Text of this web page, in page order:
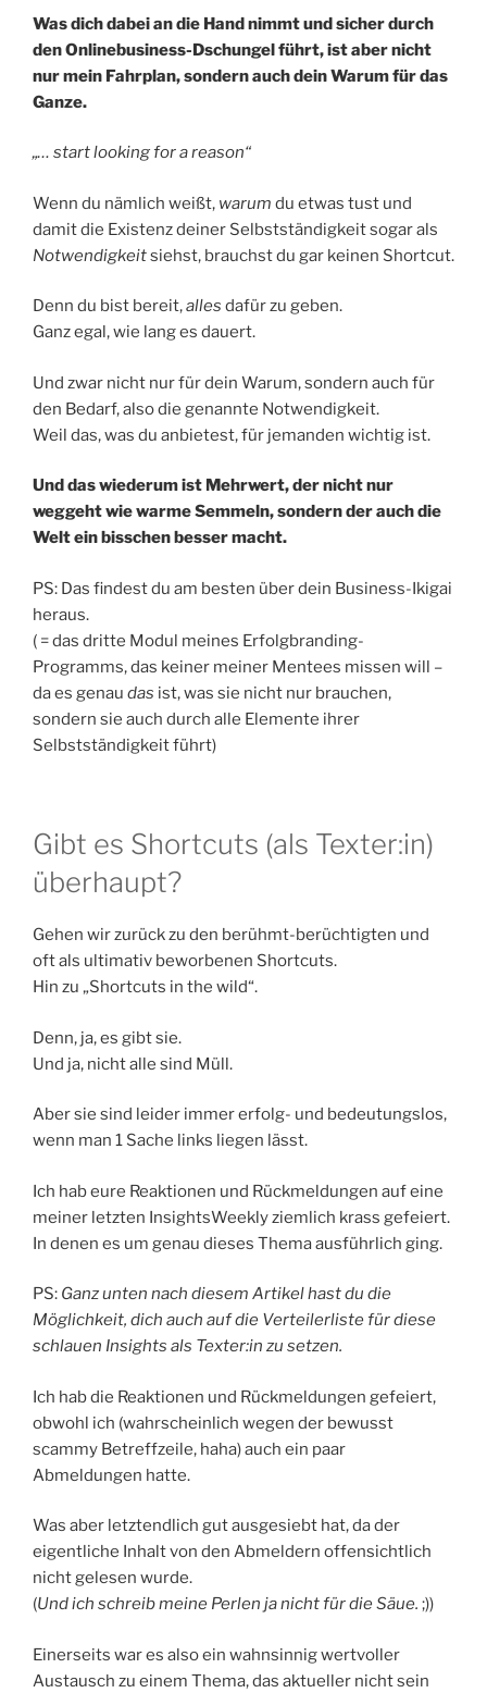
Was dich dabei an die Hand nimmt und sicher durch
den Onlinebusiness-Dschungel führt, ist aber nicht
nur mein Fahrplan, sondern auch dein Warum für das
Ganze.
„… start looking for a reason“
Wenn du nämlich weißt, warum du etwas tust und
damit die Existenz deiner Selbstständigkeit sogar als
Notwendigkeitsiehst, brauchst du gar keinen Shortcut.
Denn du bist bereit,alles dafür zu geben.
Ganz egal, wie lang es dauert.
Und zwar nicht nur für dein Warum, sondern auch für
den Bedarf, also die genannte Notwendigkeit.
Weil das, was du anbietest, für jemanden wichtig ist.
Und das wiederum ist Mehrwert, der nicht nur
weggeht wie warme Semmeln, sondern der auch die
Welt ein bisschen besser macht.
PS: Das findest du am besten über dein Business-Ikigai
heraus.
( = das dritte Modul meines Erfolgbranding-
Programms, das keiner meiner Mentees missen will –
da es genau das ist, was sie nicht nur brauchen,
sondern sie auch durch alle Elemente ihrer
Selbstständigkeit führt)
Gibt es Shortcuts (als Texter:in)
überhaupt?
Gehen wir zurück zu den berühmt-berüchtigten und
oft als ultimativ beworbenen Shortcuts.
Hin zu „Shortcuts in the wild“.
Denn, ja, es gibt sie.
Und ja, nicht alle sind Müll.
Aber sie sind leider immer erfolg- und bedeutungslos,
wenn man 1 Sache links liegen lässt.
Ich hab eure Reaktionen und Rückmeldungen auf eine
meiner letzten InsightsWeekly ziemlich krass gefeiert.
In denen es um genau dieses Thema ausführlich ging.
PS: Ganz unten nach diesem Artikel hast du die
Möglichkeit, dich auch auf die Verteilerliste für diese
schlauen Insights als Texter:in zu setzen.
Ich hab die Reaktionen und Rückmeldungen gefeiert,
obwohl ich (wahrscheinlich wegen der bewusst
scammy Betreffzeile, haha) auch ein paar
Abmeldungen hatte.
Was aber letztendlich gut ausgesiebt hat, da der
eigentliche Inhalt von den Abmeldern offensichtlich
nicht gelesen wurde.
(Und ich schreib meine Perlen ja nicht für die Säue. ;))
Einerseits war es also ein wahnsinnig wertvoller
Austausch zu einem Thema, das aktueller nicht sein